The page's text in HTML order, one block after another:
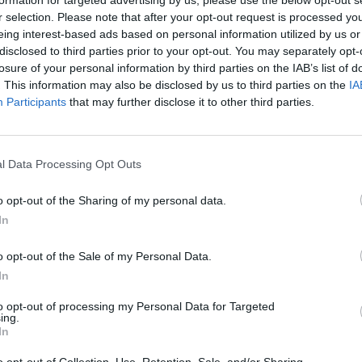
selection. Please note that after your opt-out request is processed
interest-based ads based on personal information utilized by us
to third parties prior to your opt-out. You may separately
of your personal information by third parties on the IAB’s list of
This information may also be disclosed by us to third parties on the
Participants that may further disclose it to other third parties.
Data Processing Opt Outs
opt-out of the Sharing of my personal data.
opt-out of the Sale of my Personal Data.
opt-out of processing my Personal Data for Targeted
que dirige el negocio audiovisual. Además,
también los derechos para móviles y
tablets
anterior acuerdo con Verizon.
los derechos de este lote del domingo estaban en
de 1.500 millones de dólares anuales (1.420
finalizará en 2022-2023 y el operador ya ha
por el que las pretensiones económicas se han
de Apple en deporte: compra los derechos audiovisuales globales de la
el anuncio se corresponde almix
de activos que la
paquete. Además, al estar asegurado para la
no juega contra el tiempo para resolverlo.
con el operador ganador para recomprar los
ofreciéndolo a bares y restaurantes, además de en